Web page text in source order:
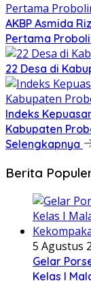
AKBP Asmida
Pertama
22 Desa di
Indeks
Kabupaten
Selengkapnya
Berita
5 Agustus
Gelar
Kelas I